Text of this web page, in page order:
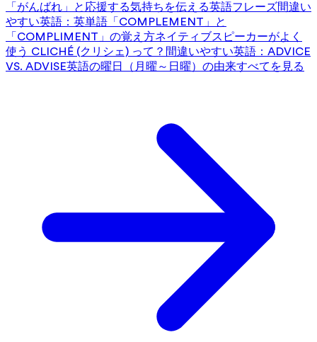
「がんばれ」と応援する気持ちを伝える英語フレーズ間違い
やすい英語：英単語「COMPLEMENT」と
「COMPLIMENT」の覚え方ネイティブスピーカーがよく
使う CLICHÉ (クリシェ) って？ 間違いやすい英語：ADVICE
VS. ADVISE英語の曜日（月曜～日曜）の由来すべてを見る